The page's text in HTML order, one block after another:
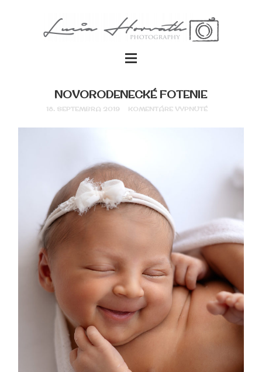
NOVORODENECKÉ FOTENIE
18. SEPTEMBRA 2019 KOMENTÁRE VYPNUTÉ